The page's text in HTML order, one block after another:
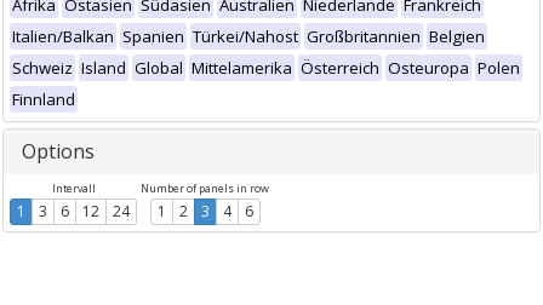
Afrika Ostasien Südasien Australien Niederlande Frankreich
Italien/Balkan Spanien Türkei/Nahost Großbritannien Belgien
Schweiz Island Global Mittelamerika Österreich Osteuropa Polen
Finnland
Options
Intervall
1 3 6 12 24
Number of panels in row
1 2 3 4 6